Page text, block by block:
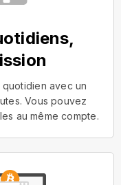
avec un
Vous pouvez
au même compte.